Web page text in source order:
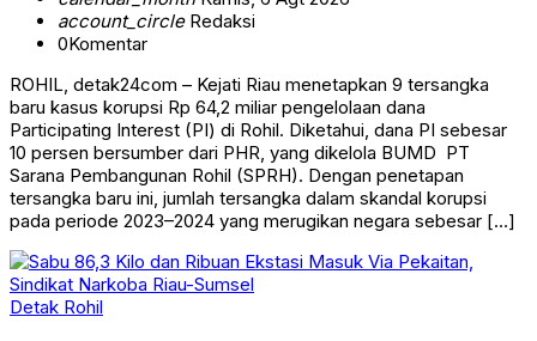
account_circleRedaksi
0Komentar
ROHIL, detak24com – Kejati Riau menetapkan 9 tersangka
baru kasus korupsi Rp 64,2 miliar pengelolaan dana
Participating Interest (PI) di Rohil. Diketahui, dana PI sebesar
10 persen bersumber dari PHR, yang dikelola BUMD PT
Sarana Pembangunan Rohil (SPRH). Dengan penetapan
tersangka baru ini, jumlah tersangka dalam skandal korupsi
pada periode 2023–2024 yang merugikan negara sebesar […]
Detak Rohil